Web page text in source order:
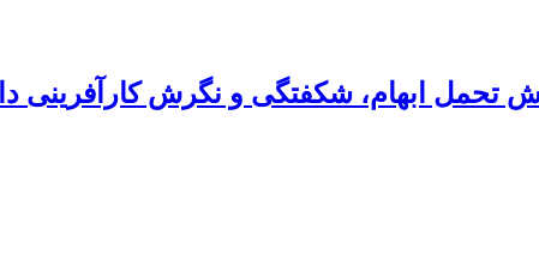
تحمل ابهام، شکفتگی و نگرش کارآفرینی